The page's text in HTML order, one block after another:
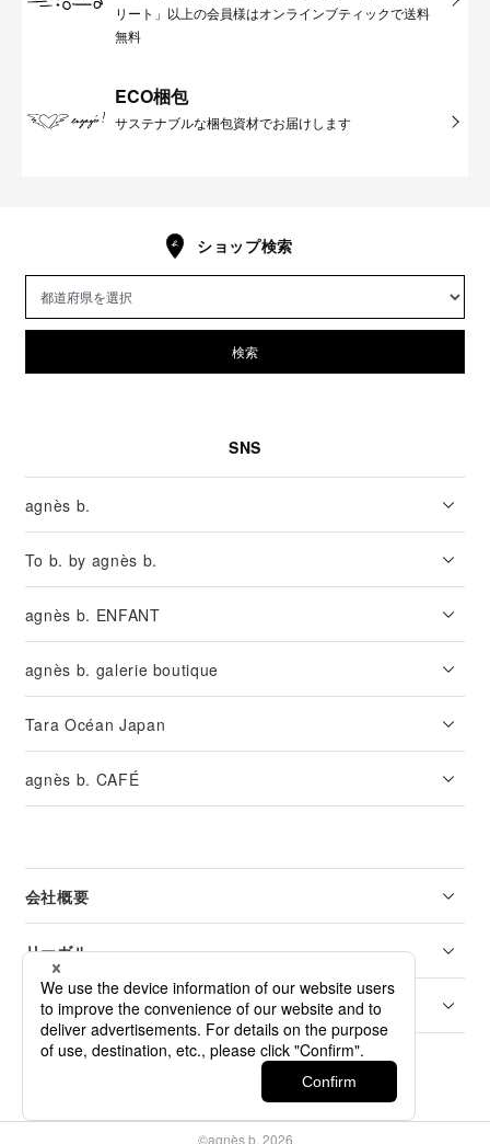
リート」以上の会員様はオンラインブティックで送料
無料
ECO梱包
サステナブルな梱包資材でお届けします
ショップ検索
検索
SNS
agnès b.
To b. by agnès b.
agnès b. ENFANT
agnès b. galerie boutique
Tara Océan Japan
agnès b. CAFÉ
会社概要
リーガル
カスタマーサービス
©agnès b. 2026